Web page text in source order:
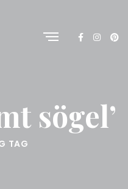
sögel’
TAG